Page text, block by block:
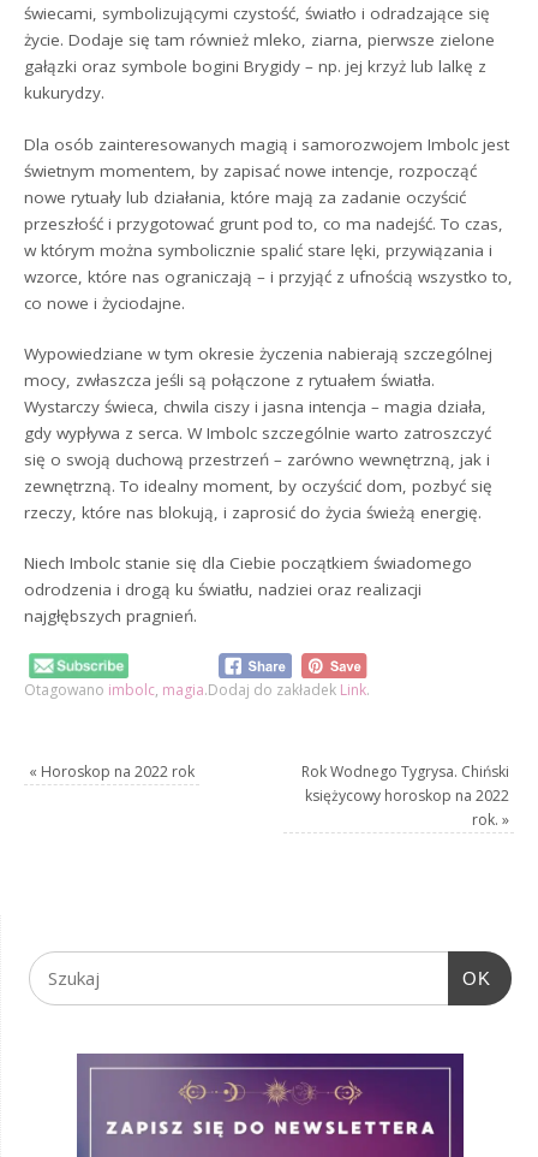
świecami, symbolizującymi czystość, światło i odradzające się
życie. Dodaje się tam również mleko, ziarna, pierwsze zielone
gałązki oraz symbole bogini Brygidy – np. jej krzyż lub lalkę z
kukurydzy.
Dla osób zainteresowanych magią i samorozwojem Imbolc jest
świetnym momentem, by zapisać nowe intencje, rozpocząć
nowe rytuały lub działania, które mają za zadanie oczyścić
przeszłość i przygotować grunt pod to, co ma nadejść. To czas,
w którym można symbolicznie spalić stare lęki, przywiązania i
wzorce, które nas ograniczają – i przyjąć z ufnością wszystko to,
co nowe i życiodajne.
Wypowiedziane w tym okresie życzenia nabierają szczególnej
mocy, zwłaszcza jeśli są połączone z rytuałem światła.
Wystarczy świeca, chwila ciszy i jasna intencja – magia działa,
gdy wypływa z serca. W Imbolc szczególnie warto zatroszczyć
się o swoją duchową przestrzeń – zarówno wewnętrzną, jak i
zewnętrzną. To idealny moment, by oczyścić dom, pozbyć się
rzeczy, które nas blokują, i zaprosić do życia świeżą energię.
Niech Imbolc stanie się dla Ciebie początkiem świadomego
odrodzenia i drogą ku światłu, nadziei oraz realizacji
najgłębszych pragnień.
Otagowano imbolc, magia.Dodaj do zakładek Link.
« Horoskop na 2022 rok
Rok Wodnego Tygrysa. Chiński
księżycowy horoskop na 2022
rok. »
OK